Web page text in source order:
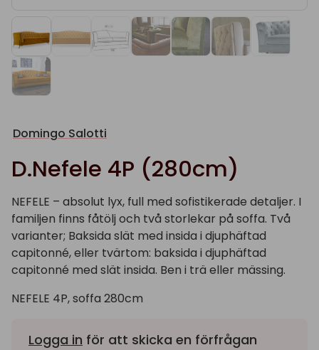
Domingo Salotti
D.Nefele 4P (280cm)
NEFELE – absolut lyx, full med sofistikerade detaljer. I
familjen finns fåtölj och två storlekar på soffa. Två
varianter; Baksida slät med insida i djuphäftad
capitonné, eller tvärtom: baksida i djuphäftad
capitonné med slät insida. Ben i trä eller mässing.
NEFELE 4P, soffa 280cm
Logga in för att skicka en förfrågan